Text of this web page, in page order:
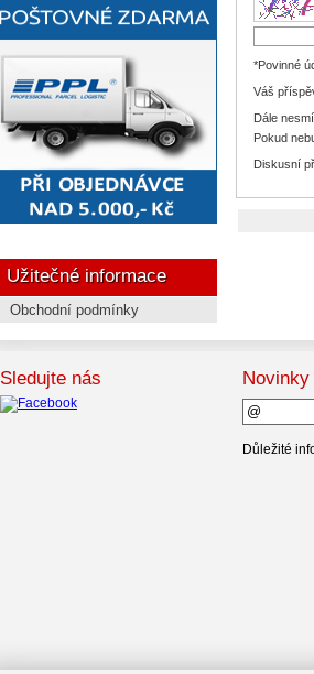
Užitečné informace
Obchodní podmínky
*Povinné
Váš
Dále
Pokud
Diskusní
Sledujte nás Novinky
Důležité